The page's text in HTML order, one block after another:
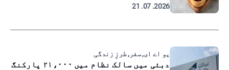
2026. 07. 21
یو اے ای, سفر, طرزِ زندگی
دبئی میں سالک نظام میں ۲۱،۰۰۰ پارکنگ